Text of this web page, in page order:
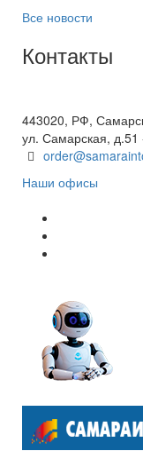
Все новости
Контакты
443020, РФ,
ул. Самарская,
Наши офисы